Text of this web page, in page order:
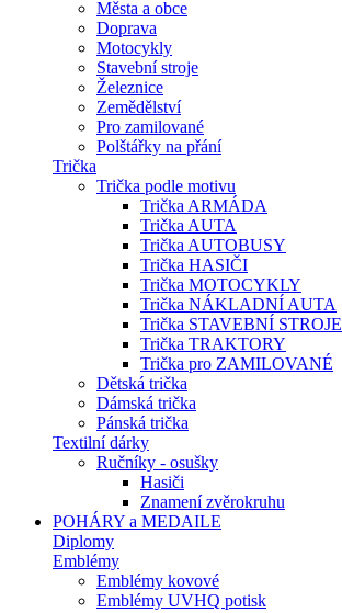
Města a obce
Doprava
Motocykly
Stavební stroje
Železnice
Zemědělství
Pro zamilované
Polštářky na přání
Trička
Trička podle motivu
Trička ARMÁDA
Trička AUTA
Trička AUTOBUSY
Trička HASIČI
Trička MOTOCYKLY
Trička NÁKLADNÍ AUTA
Trička STAVEBNÍ STROJE
Trička TRAKTORY
Trička pro ZAMILOVANÉ
Dětská trička
Dámská trička
Pánská trička
Textilní dárky
Ručníky - osušky
Hasiči
Znamení zvěrokruhu
POHÁRY a MEDAILE
Diplomy
Emblémy
Emblémy kovové
Emblémy UVHQ potisk